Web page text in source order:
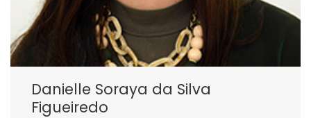
Danielle Soraya da Silva
Figueiredo